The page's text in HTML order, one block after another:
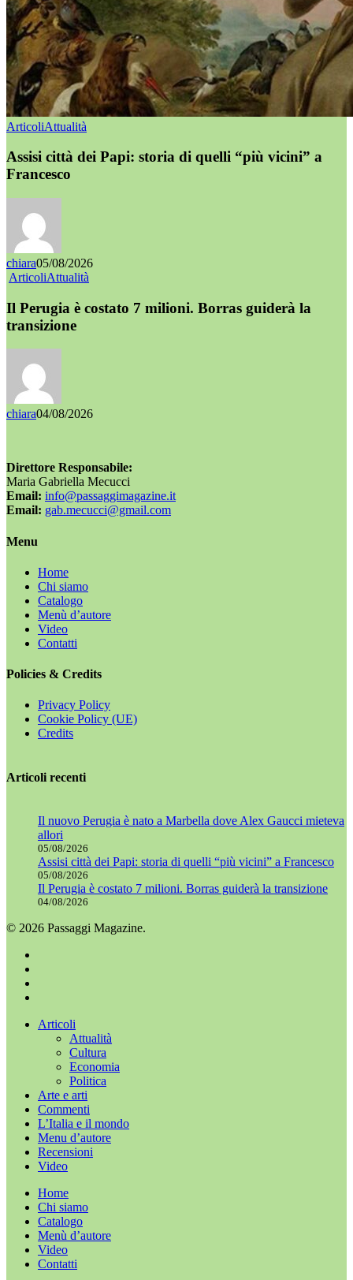
ArticoliAttualità
Assisi città dei Papi: storia di quelli “più vicini” a
Francesco
chiara05/08/2026
ArticoliAttualità
Il Perugia è costato 7 milioni. Borras guiderà la
transizione
chiara04/08/2026
Direttore Responsabile:
Maria Gabriella Mecucci
Email: info@passaggimagazine.it
Email: gab.mecucci@gmail.com
Menu
Home
Chi siamo
Catalogo
Menù d’autore
Video
Contatti
Policies & Credits
Privacy Policy
Cookie Policy (UE)
Credits
Articoli recenti
Il nuovo Perugia è nato a Marbella dove Alex Gaucci mieteva
allori
05/08/2026
Assisi città dei Papi: storia di quelli “più vicini” a Francesco
05/08/2026
Il Perugia è costato 7 milioni. Borras guiderà la transizione
04/08/2026
© 2026 Passaggi Magazine.
Chiudi Articoli
Attualità
Cultura
Economia
Politica
Arte e arti
Commenti
L’Italia e il mondo
Menu d’autore
Recensioni
Video
Home
Chi siamo
Catalogo
Menù d’autore
Video
Contatti